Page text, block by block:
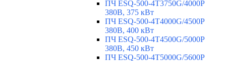
ПЧ ESQ-500-4T3750G/4000P
380В, 375 кВт
ПЧ ESQ-500-4T4000G/4500P
380В, 400 кВт
ПЧ ESQ-500-4T4500G/5000P
380В, 450 кВт
ПЧ ESQ-500-4T5000G/5600P